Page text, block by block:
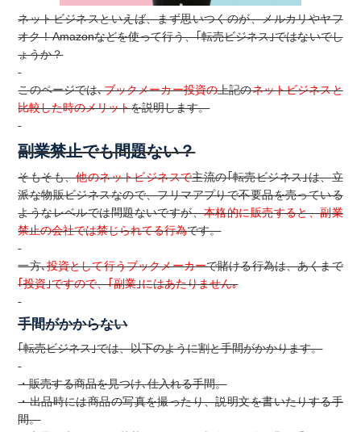
ネットビジネスといえば、まず思いつくのが、メルカリやヤフ
オク！Amazonなどを使って行う、｢転売ビジネス｣ではないでし
ょうか？
このページでは､ブックメーカー投資の上記のネットビジネスと
比較した時のメリットを説明します。
副業禁止でも間題ない？
そもそも、他のネットビジネスで主流の｢転売ビジネス｣は、立
派な物販ビジネスなので、フリマアプりで不要品を売っている
ようなレベルでは問題ないですが、本格的に販売すると、副業
禁止の会社では禁じられてる行為です。
一方､投資として行うブックメーカーで賭ける行為は、あくまで
｢投資｣ですので、｢副業｣にはあたりません｡
手間がかからない
｢転売ビジネス｣では、以下のように割と手間がかかります。
・販売する商品を見つけ､仕入れる手間。
・出品時には商品の写真を撮ったり、説明文を書いたりする手
間。